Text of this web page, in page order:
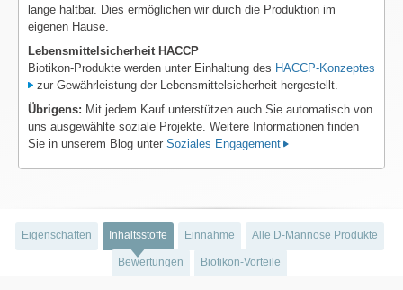
lange haltbar. Dies ermöglichen wir durch die Produktion im
eigenen Hause.
Lebensmittelsicherheit HACCP
Biotikon-Produkte werden unter Einhaltung des HACCP-Konzeptes
zur Gewährleistung der Lebensmittelsicherheit hergestellt.
Übrigens: Mit jedem Kauf unterstützen auch Sie automatisch von
uns ausgewählte soziale Projekte. Weitere Informationen finden
Sie in unserem Blog unter Soziales Engagement
Eigenschaften Inhaltsstoffe Einnahme Alle D-Mannose Produkte
Bewertungen Biotikon-Vorteile